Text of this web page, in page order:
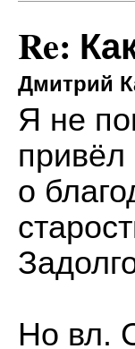
Re:
Дмитрий
Я не
привёл
о
Но вл.